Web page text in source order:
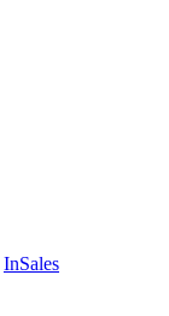
InSales